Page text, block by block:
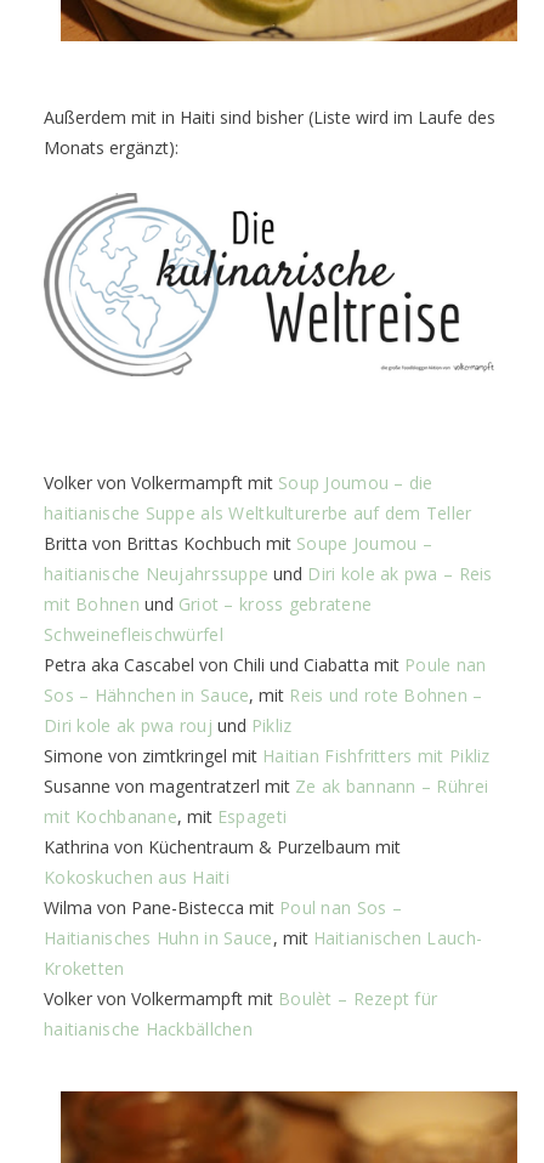
Außerdem mit in Haiti sind bisher (Liste wird im Laufe des
Monats ergänzt):
Volker von Volkermampft mit Soup Joumou – die
haitianische Suppe als Weltkulturerbe auf dem Teller
Britta von Brittas Kochbuch mit Soupe Joumou –
haitianische Neujahrssuppe und Diri kole ak pwa – Reis
mit Bohnen und Griot – kross gebratene
Schweinefleischwürfel
Petra aka Cascabel von Chili und Ciabatta mit Poule nan
Sos – Hähnchen in Sauce, mit Reis und rote Bohnen –
Diri kole ak pwa rouj und Pikliz
Simone von zimtkringel mit Haitian Fishfritters mit Pikliz
Susanne von magentratzerl mit Ze ak bannann – Rührei
mit Kochbanane, mit Espageti
Kathrina von Küchentraum & Purzelbaum mit
Kokoskuchen aus Haiti
Wilma von Pane-Bistecca mit Poul nan Sos –
Haitianisches Huhn in Sauce, mit Haitianischen Lauch-
Kroketten
Volker von Volkermampft mit Boulèt – Rezept für
haitianische Hackbällchen